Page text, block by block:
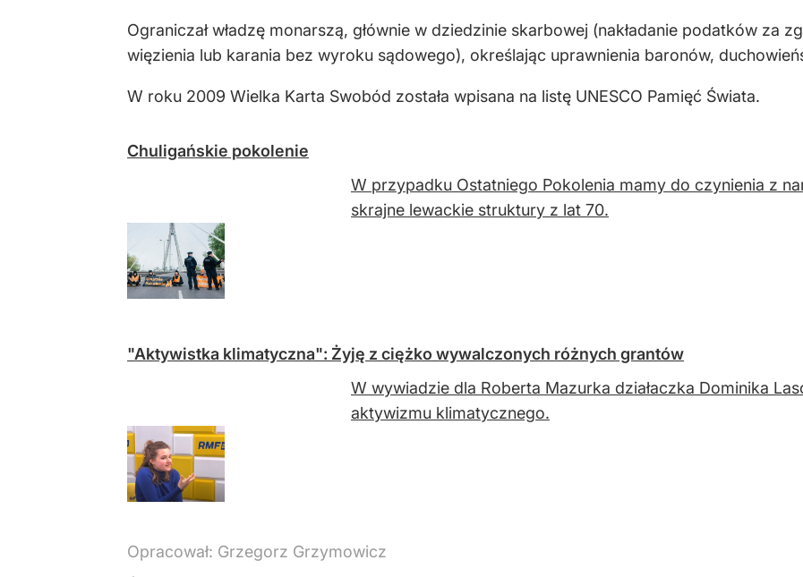
Ograniczał władzę monarszą, głównie w dziedzinie skarbowej (nakładanie podatków za
więzienia lub karania bez wyroku sądowego), określając uprawnienia baronów,
W roku 2009 Wielka Karta Swobód została wpisana na listę UNESCO Pamięć Świata.
Chuligańskie pokolenie
W przypadku Ostatniego Pokolenia mamy do czynienia z
skrajne lewackie struktury z lat 70.
"Aktywistka klimatyczna": Żyję z ciężko wywalczonych różnych grantów
W wywiadzie dla Roberta Mazurka działaczka Dominika
aktywizmu klimatycznego.
Opracował: Grzegorz Grzymowicz